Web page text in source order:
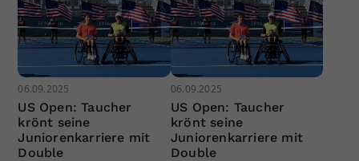
06.09.2025
US Open: Taucher
krönt seine
Juniorenkarriere mit
Double
06.09.2025
US Open: Taucher
krönt seine
Juniorenkarriere mit
Double